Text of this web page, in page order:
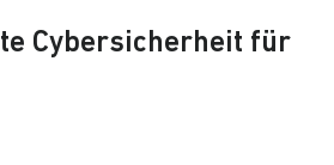
Cybersicherheit für